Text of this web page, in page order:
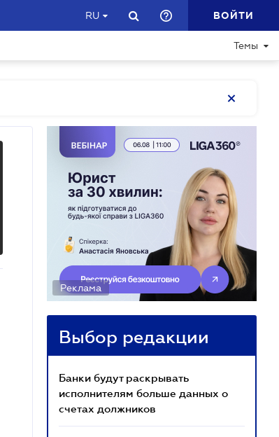
RU ВОЙТИ
Темы
Реклама
Выбор редакции
Банки будут раскрывать
исполнителям больше данных о
счетах должников